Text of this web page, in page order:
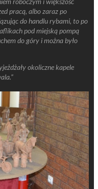
pracą, albo zaraz po
do handlu rybami, to po
pod miejską pompą
do góry i można było
okoliczne kapele